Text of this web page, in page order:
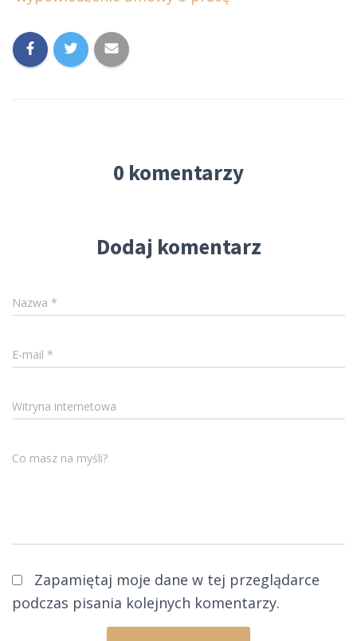
0 komentarzy
Dodaj komentarz
Nazwa *
E-mail *
Witryna internetowa
Co masz na myśli?
Zapamiętaj moje dane w tej przeglądarce
podczas pisania kolejnych komentarzy.